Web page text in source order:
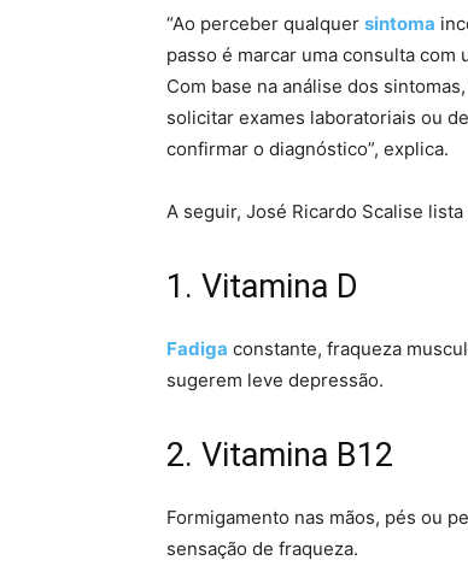
“Ao perceber qualquer sintoma
passo é marcar uma consulta com
Com base na análise dos
solicitar exames laboratoriais ou
confirmar o diagnóstico”, explica.
A seguir, José Ricardo Scalise
1. Vitamina D
Fadiga constante, fraqueza
sugerem leve depressão.
2. Vitamina B12
Formigamento nas mãos, pés ou
sensação de fraqueza.